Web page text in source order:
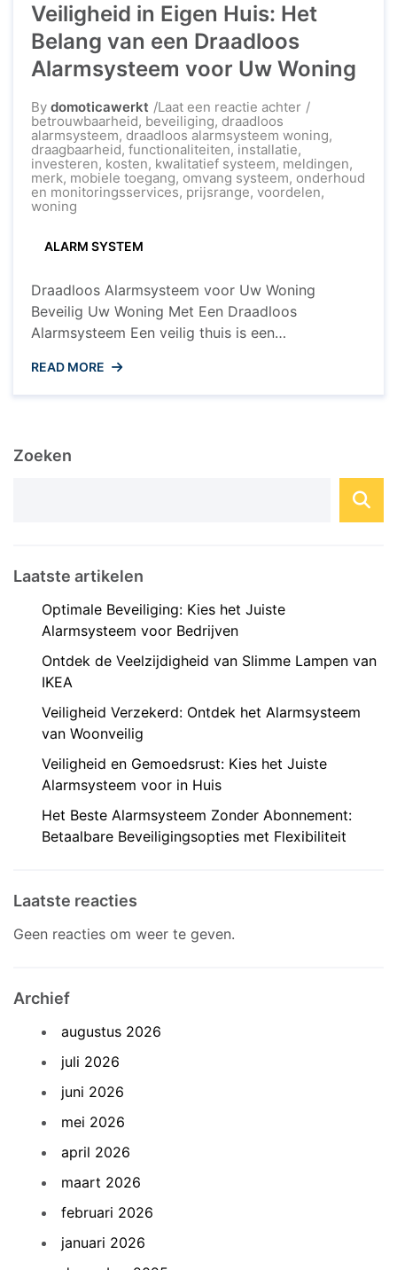
Veiligheid in Eigen Huis: Het
Belang van een Draadloos
Alarmsysteem voor Uw Woning
By domoticawerkt Laat een reactie achterop
in
Eigen
Huis:
Het
Belang
van
Woning
betrouwbaarheid, beveiliging, draadloos
alarmsysteem, draadloos alarmsysteem woning,
draagbaarheid, functionaliteiten, installatie,
investeren, kosten, kwalitatief systeem, meldingen,
merk, mobiele toegang, omvang systeem, onderhoud
en monitoringsservices, prijsrange, voordelen,
woning
ALARM SYSTEM
Draadloos Alarmsysteem voor Uw Woning
Beveilig Uw Woning Met Een Draadloos
Alarmsysteem Een veilig thuis is een
over inbraken en indringers, is het essentieel om
uw woning te voorzien van een betrouwbaar
die op zoek zijn naar gemak, ...
READ MORE
Zoeken
Laatste artikelen
Optimale Beveiliging: Kies het Juiste
Alarmsysteem voor Bedrijven
Ontdek de Veelzijdigheid van Slimme Lampen van
IKEA
Veiligheid Verzekerd: Ontdek het Alarmsysteem
van Woonveilig
Veiligheid en Gemoedsrust: Kies het Juiste
Alarmsysteem voor in Huis
Het Beste Alarmsysteem Zonder Abonnement:
Betaalbare Beveiligingsopties met Flexibiliteit
Laatste reacties
Geen reacties om weer te geven.
Archief
augustus 2026
juli 2026
juni 2026
mei 2026
april 2026
maart 2026
februari 2026
januari 2026